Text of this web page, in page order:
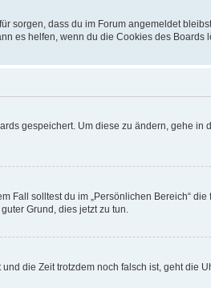
sorgen, dass du im Forum angemeldet
es helfen, wenn du die Cookies des Boards
gespeichert. Um diese zu ändern, gehe
solltest du im „Persönlichen Bereich“
Grund, dies jetzt zu tun.
die Zeit trotzdem noch falsch ist, geht die